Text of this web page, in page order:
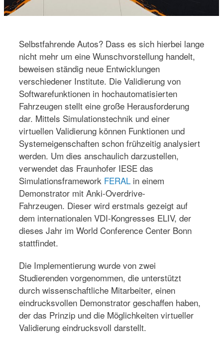
Selbstfahrende Autos? Dass es sich hierbei lange
nicht mehr um eine Wunschvorstellung handelt,
beweisen ständig neue Entwicklungen
verschiedener Institute. Die Validierung von
Softwarefunktionen in hochautomatisierten
Fahrzeugen stellt eine große Herausforderung
dar. Mittels Simulationstechnik und einer
virtuellen Validierung können Funktionen und
Systemeigenschaften schon frühzeitig analysiert
werden. Um dies anschaulich darzustellen,
verwendet das Fraunhofer IESE das
Simulationsframework FERAL in einem
Demonstrator mit Anki-Overdrive-
Fahrzeugen. Dieser wird erstmals gezeigt auf
dem internationalen VDI-Kongresses ELIV, der
dieses Jahr im World Conference Center Bonn
stattfindet.
Die Implementierung wurde von zwei
Studierenden vorgenommen, die unterstützt
durch wissenschaftliche Mitarbeiter, einen
eindrucksvollen Demonstrator geschaffen haben,
der das Prinzip und die Möglichkeiten virtueller
Validierung eindrucksvoll darstellt.